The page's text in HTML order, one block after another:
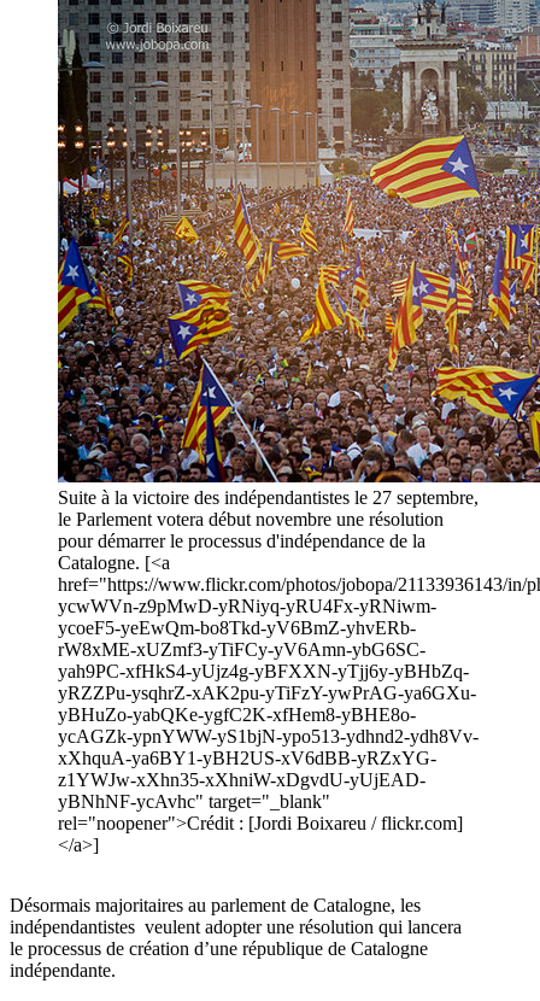
Suite à la victoire des indépendantistes le 27 septembre,
le Parlement votera début novembre une résolution
pour démarrer le processus d'indépendance de la
Catalogne. [<a
href="https://www.flickr.com/photos/jobopa/21133936143/in/
ycwWVn-z9pMwD-yRNiyq-yRU4Fx-yRNiwm-
ycoeF5-yeEwQm-bo8Tkd-yV6BmZ-yhvERb-
rW8xME-xUZmf3-yTiFCy-yV6Amn-ybG6SC-
yah9PC-xfHkS4-yUjz4g-yBFXXN-yTjj6y-yBHbZq-
yRZZPu-ysqhrZ-xAK2pu-yTiFzY-ywPrAG-ya6GXu-
yBHuZo-yabQKe-ygfC2K-xfHem8-yBHE8o-
ycAGZk-ypnYWW-yS1bjN-ypo513-ydhnd2-ydh8Vv-
xXhquA-ya6BY1-yBH2US-xV6dBB-yRZxYG-
z1YWJw-xXhn35-xXhniW-xDgvdU-yUjEAD-
yBNhNF-ycAvhc" target="_blank"
rel="noopener">Crédit : [Jordi Boixareu / flickr.com]
</a>]
Désormais majoritaires au parlement de Catalogne, les
indépendantistes veulent adopter une résolution qui lancera
le processus de création d’une république de Catalogne
indépendante.